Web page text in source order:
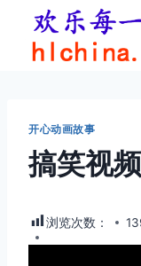
开心动画故事
搞笑视
浏览次数：